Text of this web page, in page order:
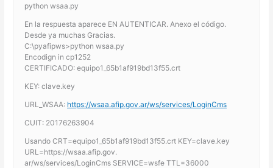
python wsaa.py
En la respuesta aparece EN AUTENTICAR. Anexo el código.
Desde ya muchas Gracias.
C:\pyafipws>python wsaa.py
Encodign in cp1252
CERTIFICADO: equipo1_65b1af919bd13f55.crt
KEY: clave.key
URL_WSAA: https://wsaa.afip.gov.ar/ws/services/LoginCms
CUIT: 20176263904
Usando CRT=equipo1_65b1af919bd13f55.crt KEY=clave.key
URL=https://wsaa.afip.gov.
ar/ws/services/LoginCms SERVICE=wsfe TTL=36000